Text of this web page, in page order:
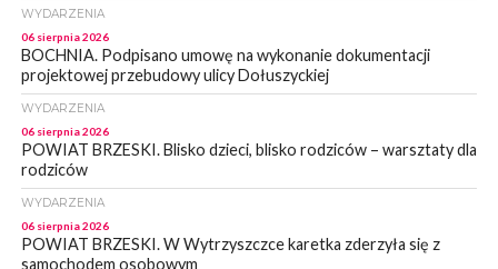
WYDARZENIA
06 sierpnia 2026
BOCHNIA. Podpisano umowę na wykonanie dokumentacji
projektowej przebudowy ulicy Dołuszyckiej
WYDARZENIA
06 sierpnia 2026
POWIAT BRZESKI. Blisko dzieci, blisko rodziców – warsztaty dla
rodziców
WYDARZENIA
06 sierpnia 2026
POWIAT BRZESKI. W Wytrzyszczce karetka zderzyła się z
samochodem osobowym